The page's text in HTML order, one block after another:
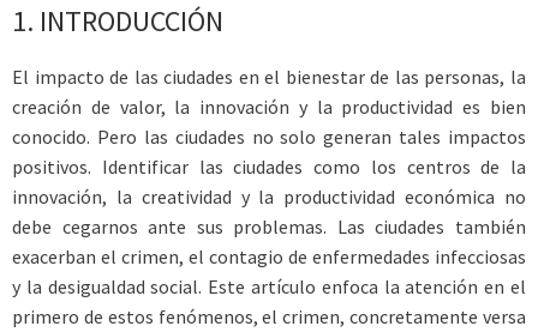
1. INTRODUCCIÓN
El impacto de las ciudades en el bienestar de las personas, la
creación de valor, la innovación y la productividad es bien
conocido. Pero las ciudades no solo generan tales impactos
positivos. Identificar las ciudades como los centros de la
innovación, la creatividad y la productividad económica no
debe cegarnos ante sus problemas. Las ciudades también
exacerban el crimen, el contagio de enfermedades infecciosas
y la desigualdad social. Este artículo enfoca la atención en el
primero de estos fenómenos, el crimen, concretamente versa